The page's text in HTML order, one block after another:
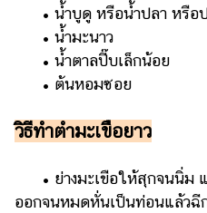
บริการ
แอปฯ
กระปุก
คอร์ส
ออนไลน์
เรียน
เลข
• น้ำบูดู หรือน้ำปลา หรือป
• น้ำมะนาว
• น้ำตาลปี๊บเล็กน้อย
• ต้นหอมซอย
วิธีทำตำมะเขือยาว
• ย่างมะเขือให้สุกจนนิ่ม
ออกจนหมดหั่นเป็นท่อนแล้วฉี